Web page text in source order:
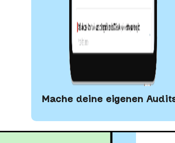
Mache deine eigenen
CENTER